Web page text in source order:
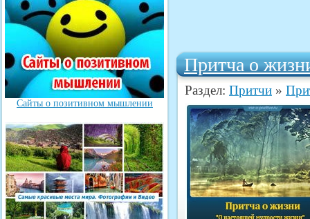
Сайты о позитивном мышлении
Притча о
Раздел: Притчи »